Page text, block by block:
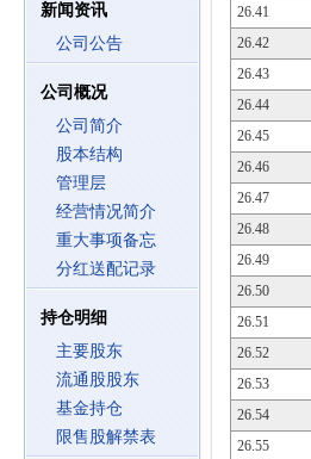
新闻资讯
公司公告
公司概况
公司简介
股本结构
管理层
经营情况简介
重大事项备忘
分红送配记录
持仓明细
主要股东
流通股股东
基金持仓
限售股解禁表
26.41
26.42
26.43
26.44
26.45
26.46
26.47
26.48
26.49
26.50
26.51
26.52
26.53
26.54
26.55